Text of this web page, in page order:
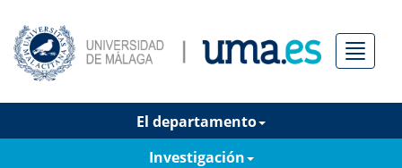
Menú
El departamento
Investigación